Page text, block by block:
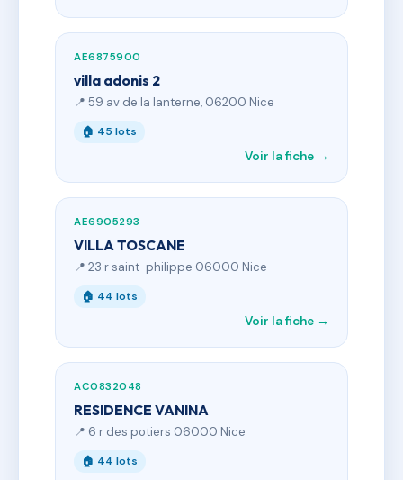
AE6875900
villa adonis 2
📍 59 av de la lanterne, 06200 Nice
🏠 45 lots
Voir la fiche →
AE6905293
VILLA TOSCANE
📍 23 r saint-philippe 06000 Nice
🏠 44 lots
Voir la fiche →
AC0832048
RESIDENCE VANINA
📍 6 r des potiers 06000 Nice
🏠 44 lots